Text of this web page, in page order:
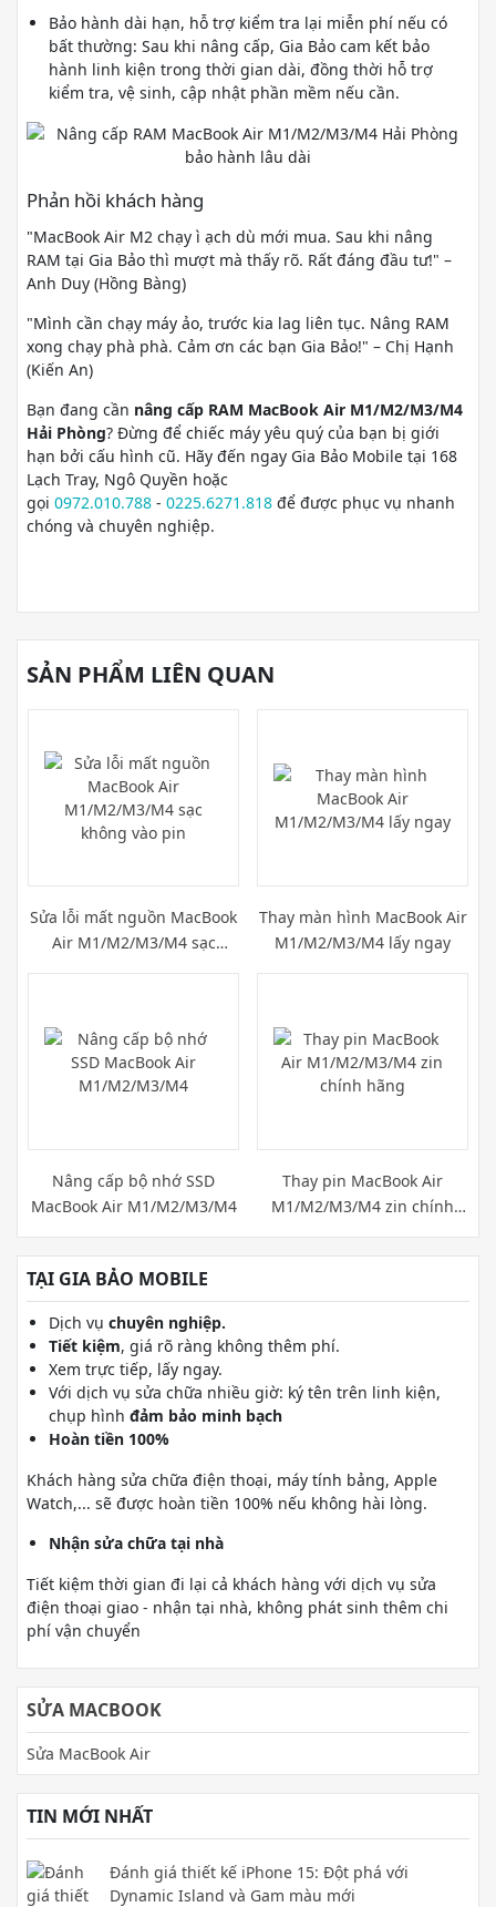
Bảo hành dài hạn, hỗ trợ kiểm tra lại miễn phí nếu có
bất thường: Sau khi nâng cấp, Gia Bảo cam kết bảo
hành linh kiện trong thời gian dài, đồng thời hỗ trợ
kiểm tra, vệ sinh, cập nhật phần mềm nếu cần.
Phản hồi khách hàng
"MacBook Air M2 chạy ì ạch dù mới mua. Sau khi nâng
RAM tại Gia Bảo thì mượt mà thấy rõ. Rất đáng đầu tư!" –
Anh Duy (Hồng Bàng)
"Mình cần chạy máy ảo, trước kia lag liên tục. Nâng RAM
xong chạy phà phà. Cảm ơn các bạn Gia Bảo!" – Chị Hạnh
(Kiến An)
Bạn đang cần nâng cấp RAM MacBook Air M1/M2/M3/M4
Hải Phòng? Đừng để chiếc máy yêu quý của bạn bị giới
hạn bởi cấu hình cũ. Hãy đến ngay Gia Bảo Mobile tại 168
Lạch Tray, Ngô Quyền hoặc
gọi 0972.010.788 - 0225.6271.818 để được phục vụ nhanh
chóng và chuyên nghiệp.
SẢN PHẨM LIÊN QUAN
Sửa lỗi mất nguồn MacBook
Air M1/M2/M3/M4 sạc
Thay màn hình MacBook Air
M1/M2/M3/M4 lấy ngay
Nâng cấp bộ nhớ SSD
MacBook Air M1/M2/M3/M4
Thay pin MacBook Air
M1/M2/M3/M4 zin chính
hãng
TẠI GIA BẢO MOBILE
Dịch vụ chuyên nghiệp.
Tiết kiệm, giá rõ ràng không thêm phí.
Xem trực tiếp, lấy ngay.
Với dịch vụ sửa chữa nhiều giờ: ký tên trên linh kiện,
chụp hình đảm bảo minh bạch
Hoàn tiền 100%
Khách hàng sửa chữa điện thoại, máy tính bảng, Apple
Watch,... sẽ được hoàn tiền 100% nếu không hài lòng.
Nhận sửa chữa tại nhà
Tiết kiệm thời gian đi lại cả khách hàng với dịch vụ sửa
điện thoại giao - nhận tại nhà, không phát sinh thêm chi
phí vận chuyển
SỬA MACBOOK
Sửa MacBook Air
TIN MỚI NHẤT
Đánh giá thiết kế iPhone 15: Đột phá với
Dynamic Island và Gam màu mới